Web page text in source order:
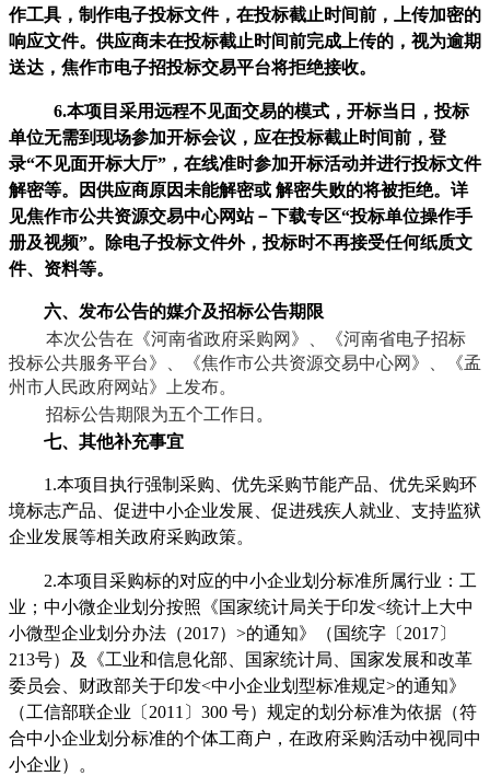
作工具，制作电子投标文件，在投标截止时间前，上传加密的
响应文件。供应商未在投标截止时间前完成上传的，视为逾期
送达，焦作市电子招投标交易平台将拒绝接收。
6.本项目采用远程不见面交易的模式，开标当日，投标
单位无需到现场参加开标会议，应在投标截止时间前，登
录“不见面开标大厅”，在线准时参加开标活动并进行投标文件
解密等。因供应商原因未能解密或 解密失败的将被拒绝。详
见焦作市公共资源交易中心网站－下载专区“投标单位操作手
册及视频”。除电子投标文件外，投标时不再接受任何纸质文
件、资料等。
六、 发布公告的媒介及招标公告期限
本次公告在《河南省政府采购网》、《河南省电子招标
投标公共服务平台》、《焦作市公共资源交易中心网》、《孟
州市人民政府网站》上发布。
招标公告期限为五个工作日 。
七、其他补充事宜
1.本项目执行强制采购、优先采购节能产品、优先采购环
境标志产品、 促进中小企业发展 促进残疾人就业、支持监狱
企业发展等相关政府采购政策。
2.本项目采购标的对应的中小企业划分标准所属行业：工
业；中小微企业划分按照《国家统计局关于印发<统计上大中
小微型企业划分办法（2017）>的通知》（国统字〔2017〕
213号）及《工业和信息化部、国家统计局、国家发展和改革
委员会、财政部关于印发<中小企业划型标准规定>的通知》
（工信部联企业〔2011〕300 号）规定的划分标准为依据（符
合中小企业划分标准的个体工商户，在政府采购活动中视同中
小企业）。